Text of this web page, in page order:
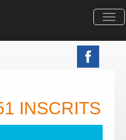
INSCRITS